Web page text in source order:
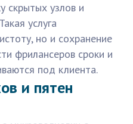
скрытых узлов и
услуга
но и сохранение
фрилансеров сроки и
под клиента.
и пятен